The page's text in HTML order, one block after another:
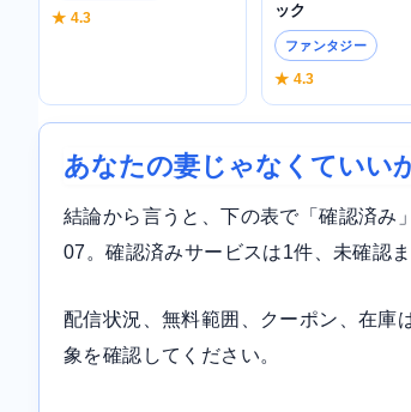
★ 4.3
ック
ファンタジー
★ 4.3
あなたの妻じゃなくていい
結論から言うと、下の表で「確認済み
07。確認済みサービスは1件、未確認
配信状況、無料範囲、クーポン、在庫
象を確認してください。